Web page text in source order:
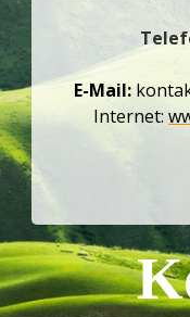
E-Mail:
Internet: